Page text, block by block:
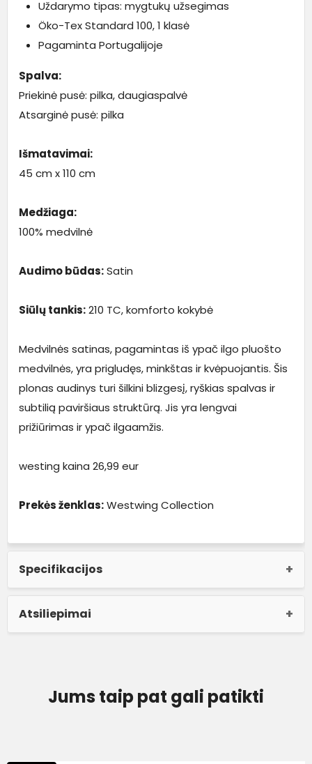
Uždarymo tipas: mygtukų užsegimas
Öko-Tex Standard 100, 1 klasė
Pagaminta Portugalijoje
Spalva:
Priekinė pusė: pilka, daugiaspalvė
Atsarginė pusė: pilka
Išmatavimai:
45 cm x 110 cm
Medžiaga:
100% medvilnė
Audimo būdas:Satin
Siūlų tankis:210 TC, komforto kokybė
Medvilnės satinas, pagamintas iš ypač ilgo pluošto
medvilnės, yra prigludęs, minkštas ir kvėpuojantis. Šis
plonas audinys turi šilkini blizgesį, ryškias spalvas ir
subtilią paviršiaus struktūrą. Jis yra lengvai
prižiūrimas ir ypač ilgaamžis.
westing kaina 26,99 eur
Prekės ženklas:Westwing Collection
Specifikacijos
Atsiliepimai
Jums taip pat gali patikti